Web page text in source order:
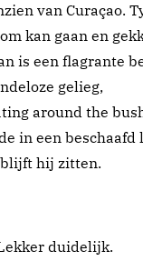
van Curaçao.
kan gaan en
is een flagrante
gelieg,
around the
in een beschaafd
blijft hij zitten.
duidelijk.